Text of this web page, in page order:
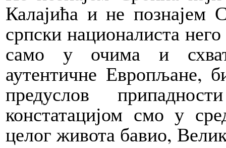
Калајића и не познајем
српски националиста
само у очима и
аутентичне Европљане,
предуслов
констатацијом смо у
целог живота бавио,